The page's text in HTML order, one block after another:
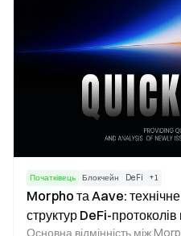
Початківець Блокчейн DeFi +1
Morpho та Aave: технічне
структур DeFi-
Основна відмінність між